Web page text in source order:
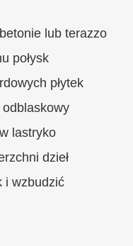
lub terazzo
połysk
płytek
odblaskowy
lastryko
dzieł
i wzbudzić